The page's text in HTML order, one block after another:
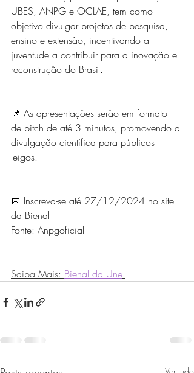
UBES, ANPG e OCLAE, tem como
objetivo divulgar projetos de pesquisa,
ensino e extensão, incentivando a
juventude a contribuir para a inovação e
reconstrução do Brasil.
📌 As apresentações serão em formato
de pitch de até 3 minutos, promovendo a
divulgação científica para públicos
leigos.
📅 Inscreva-se até 27/12/2024 no site
da Bienal
Fonte: Anpgoficial
Saiba Mais: Bienal da Une